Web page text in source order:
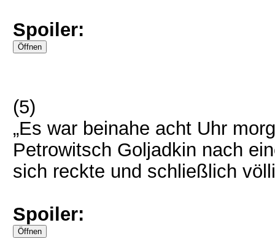
Spoiler:
(5)
„Es war beinahe acht Uhr
Petrowitsch Goljadkin nach
sich reckte und schließlich
Spoiler: